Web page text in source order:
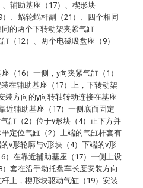
辅助基座（17）、楔形块
）、蜗轮蜗杆副（21）、四个相同
的两个下转动架夹紧气缸
（12）、两个电磁吸盘座（9）
（16）一侧，y向夹紧气缸（1）
在辅助基座（17）上，下转动架
装方向的y向转轴转动连接在基座
近辅助基座（17）一侧底面固定
缸（2）位于v形块（4）正下方并
定位气缸（2）上端的气缸杆套有
v形轮廓与v形块（4）下端的v形
）在靠近辅助基座（17）一侧上设
套在沿手动托盘车长度安装方向
上，楔形块驱动气缸（19）安装